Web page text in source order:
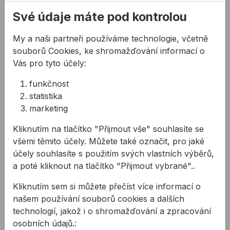
Měření plochy
Měření objemu
Stálé měření
Pythagorická funkce 1: Určení úsečky pomocí 2
pomocných měření
pomocí 3 pomocných měření
Sledování min. hodnoty: Pomocí funkce trvalého
měření minimální hodnoty se zjišťuje nejkratší
vzdálenost mezi dvěma body
Sledování Max. hodnoty: Pomocí funkce trvalého
měření se zjišťuje maximální úhlopříčka
Časovač: automatické spuštění - Např. pro měření
ze stojanu bez kývavých pohybů
Vytyčení vzdálenosti
Měření sklonu: Senzor sklonu, změří sklon mezi ±
180°
Nepřímé měření vzdálenosti: umožňuje změření
Své údaje máte pod kontrolou
My a naši partneři používáme technologie, včetně
souborů Cookies, ke shromažďování informací o
Vás pro tyto účely:
funkčnost
statistika
marketing
Kliknutím na tlačítko "Přijmout vše" souhlasíte se
všemi těmito účely. Můžete také označit, pro jaké
účely souhlasíte s použitím svých vlastních výběrů,
a poté kliknout na tlačítko "Přijmout vybrané"..
Kliknutím sem si můžete přečíst více informací o
našem používání souborů cookies a dalších
technologií, jakož i o shromažďování a zpracování
osobních údajů.: